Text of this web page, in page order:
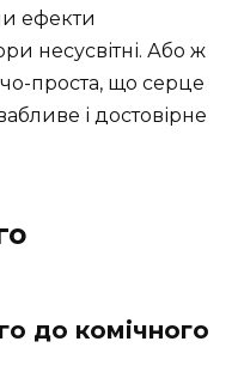
ефекти
несусвітні. Або ж
проста, що серце
і достовірне
до комічного